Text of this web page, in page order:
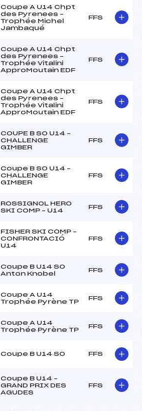
Coupe A U14 Chpt
des Pyrenees –
Trophée Michel
Jambaqué
FFS
Coupe A U14 Chpt
des Pyrenees –
Trophée Vitalini
ApproMoutain EDF
FFS
Coupe A U14 Chpt
des Pyrenees –
Trophée Vitalini
ApproMoutain EDF
FFS
COUPE B SO U14 –
CHALLENGE
GIMBER
FFS
Coupe B SO U14 –
CHALLENGE
GIMBER
FFS
ROSSIGNOL HERO
SKI COMP – U14
FFS
FISHER SKI COMP –
CONFRONTACIÓ
U14
FFS
Coupe B U14 SO
Anton Knobel
FFS
Coupe A U14
Trophée Pyrène TP
FFS
Coupe A U14
Trophée Pyrène TP
FFS
Coupe B U14 SO FFS
Coupe B U14 –
GRAND PRIX DES
AGUDES
FFS